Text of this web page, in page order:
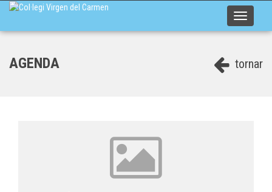
Toggle
tornar
AGENDA